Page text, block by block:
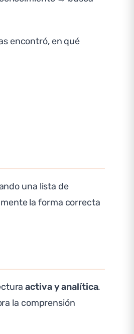
encontró, en qué
una lista de
la forma correcta
activa y analítica.
la comprensión